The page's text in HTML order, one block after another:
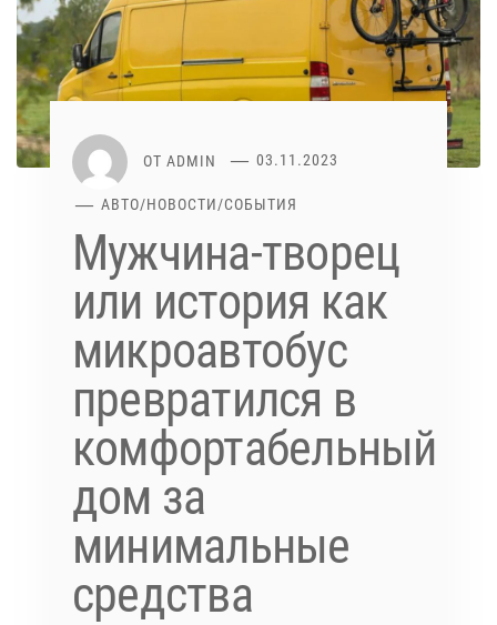
ОТ ADMIN 03.11.2023
АВТО/НОВОСТИ/СОБЫТИЯ
Мужчина-творец
или история как
микроавтобус
превратился в
комфортабельный
дом за
минимальные
средства